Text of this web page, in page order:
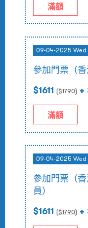
滿額
09-04-2025 Wed
參加門票（香
$1611 ($1790) +
滿額
09-04-2025 Wed
參加門票（
員）
$1611 ($1790) +